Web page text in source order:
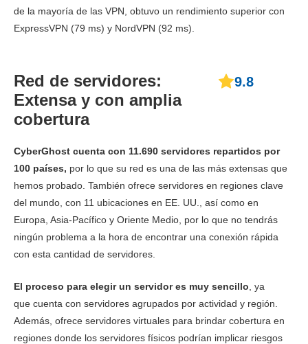
de la mayoría de las VPN, obtuvo un rendimiento superior con
ExpressVPN (79 ms) y NordVPN (92 ms).
Red de servidores:
Extensa y con amplia
cobertura
9.8
CyberGhost cuenta con 11.690 servidores repartidos por
100 países, por lo que su red es una de las más extensas que
hemos probado. También ofrece servidores en regiones clave
del mundo, con 11 ubicaciones en EE. UU., así como en
Europa, Asia-Pacífico y Oriente Medio, por lo que no tendrás
ningún problema a la hora de encontrar una conexión rápida
con esta cantidad de servidores.
El proceso para elegir un servidor es muy sencillo , ya
que cuenta con servidores agrupados por actividad y región.
Además, ofrece servidores virtuales para brindar cobertura en
regiones donde los servidores físicos podrían implicar riesgos